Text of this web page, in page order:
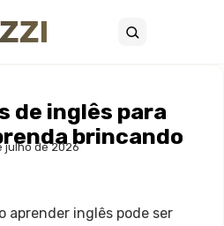
Buscar
de inglês para
brincando
julho de 2026
aprender inglês pode ser